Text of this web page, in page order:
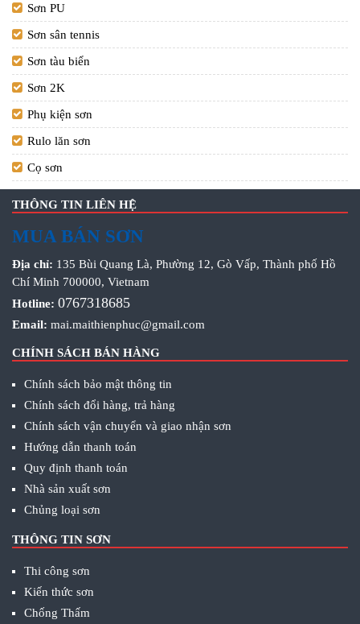
Sơn PU
Sơn sân tennis
Sơn tàu biển
Sơn 2K
Phụ kiện sơn
Rulo lăn sơn
Cọ sơn
THÔNG TIN LIÊN HỆ
MUA BÁN SƠN
Địa chỉ: 135 Bùi Quang Là, Phường 12, Gò Vấp, Thành phố Hồ
Chí Minh 700000, Vietnam
Hotline: 0767318685
Email: mai.maithienphuc@gmail.com
CHÍNH SÁCH BÁN HÀNG
Chính sách bảo mật thông tin
Chính sách đổi hàng, trả hàng
Chính sách vận chuyển và giao nhận sơn
Hướng dẫn thanh toán
Quy định thanh toán
Nhà sản xuất sơn
Chủng loại sơn
THÔNG TIN SƠN
Thi công sơn
Kiến thức sơn
Chống Thấm